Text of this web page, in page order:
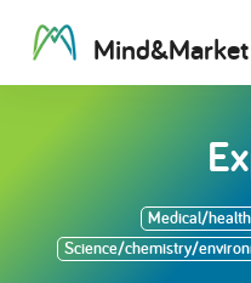
Mind&Market
Medical/
Science/chemistry/